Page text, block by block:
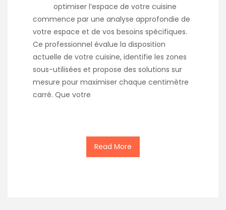
optimiser l’espace de votre cuisine
commence par une analyse approfondie de
votre espace et de vos besoins spécifiques.
Ce professionnel évalue la disposition
actuelle de votre cuisine, identifie les zones
sous-utilisées et propose des solutions sur
mesure pour maximiser chaque centimètre
carré. Que votre
Read More